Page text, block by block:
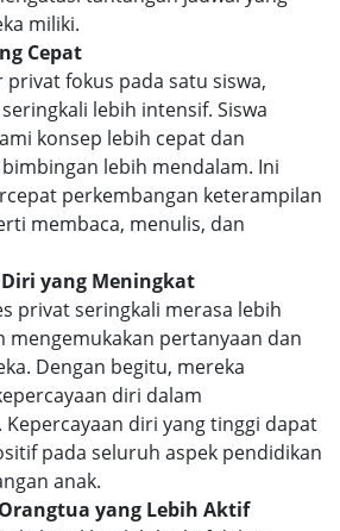
miliki.
Cepat
privat fokus pada satu siswa,
lebih intensif. Siswa
konsep lebih cepat dan
lebih mendalam. Ini
perkembangan keterampilan
membaca, menulis, dan
yang Meningkat
privat seringkali merasa lebih
mengemukakan pertanyaan dan
Dengan begitu, mereka
diri dalam
diri yang tinggi dapat
pada seluruh aspek pendidikan
anak.
yang Lebih Aktif